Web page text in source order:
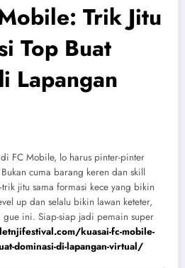
Trik Jitu
Top Buat
Lapangan
FC Mobile, lo harus pinter-pinter
cuma barang keren dan skill
jitu sama formasi kece yang bikin
up dan selalu bikin lawan keteter,
ini. Siap-siap jadi pemain super
kuasai-fc-mobile-
dominasi-di-lapangan-virtual/